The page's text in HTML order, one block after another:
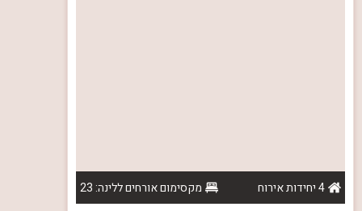
4 יחידות אירוח
מקסימום אורחים ללינה: 23